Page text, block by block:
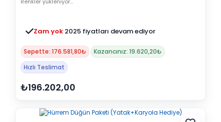
Renkler yükleniyor…
Zam yok 2025 fiyatları devam ediyor
Sepette: 176.581,80₺
Kazancınız: 19.620,20₺
Hızlı Teslimat
₺196.202,00